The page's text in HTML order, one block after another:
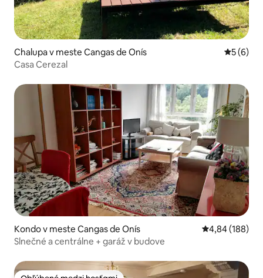
Chalupa v meste Cangas de Onís
5 (6)
Casa Cerezal
Kondo v meste Cangas de Onís Priemerné
4,84 (188)
Slnečné a centrálne + garáž v budove